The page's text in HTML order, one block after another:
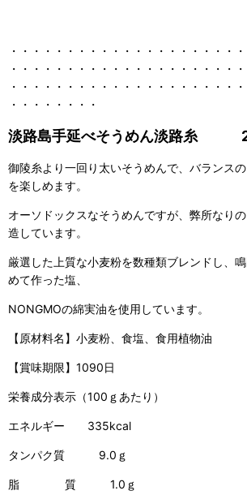
・・・・・・・・・・・・・・・・・・・・
・・・・・・・・・・・・・・・・・・・・
・・・・・・・・・・・・・・・・・・・・
・・・・・・・・
淡路島手延べそうめん淡路糸
御陵糸より一回り太いそうめんで、バランス
を楽しめます。
オーソドックスなそうめんですが、弊所なり
造しています。
厳選した上質な小麦粉を数種類ブレンドし、
めて作った塩、
NONGMOの綿実油を使用しています。
【原材料名】小麦粉、食塩、食用植物油
【賞味期限】1090日
栄養成分表示（100ｇあたり）
エネルギー 335kcal
タンパク質 9.0ｇ
脂 質 1.0ｇ